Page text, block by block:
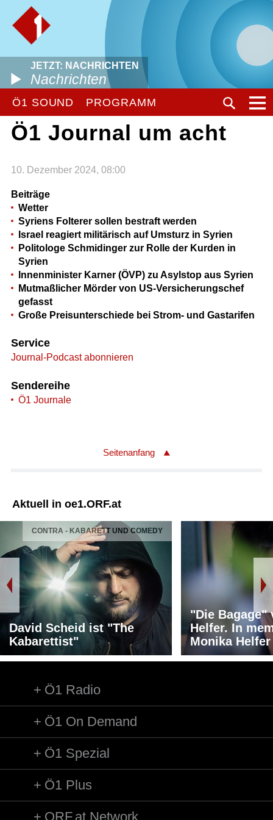
JETZT: NACHRICHTEN
Nachrichten
Ö1 SOUND PROGRAMM
Ö1 Journal um acht
10. Dezember 2024, 08:00
Beiträge
Wetter
Syriens Folterer sollen bestraft werden
Israel reagiert militärisch auf Umsturz in Syrien
Politologe Schmidinger zur Rolle der Kurden in
Syrien
Innenminister Karner (ÖVP) zu Asylstop aus Syrien
Mutmaßlicher Mörder von US-Versicherungschef
gefasst
Große Preisunterschiede bei Strom- und Gastarifen
Service
Journal-Podcast abonnieren
Sendereihe
Ö1 Journale
Seitenanfang
Aktuell in oe1.ORF.at
CONTRA - KABARETT UND COMEDY
David Scheid ist "The
Kabarettist"
"Die Bagage"
Helfer. In
Monika Helfer
Ö1 Radio
Ö1 On Demand
Ö1 Spezial
Ö1 Plus
ORF.at Network